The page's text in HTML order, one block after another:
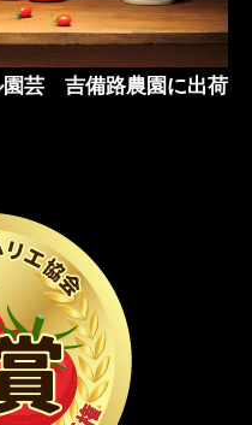
園芸 吉備路農園に出荷